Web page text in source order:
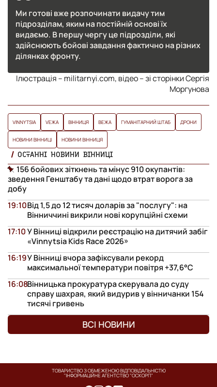
Ми готові вже розпочинати видачу тим
підрозділам, яким на постійній основі їх
видаємо. В першу чергу це підрозділи, які
здійснюють бойові завдання фактично на різних
ділянках фронту.
Ілюстрація – militarnyi.com, відео – зі сторінки Сергія
Моргунова
VINNYTSIA VЕЖА ВІННИЦЯ ВЕЖА ГУМАНІТАРНИЙ ШТАБ ДРОНИ
НОВИНИ ВІННИЦІ НОВИНИ ВІННИЦЯ
ОСТАННІ НОВИНИ ВІННИЦІ
156 бойових зіткнень та мінус 910 окупантів:
зведення Генштабу та дані щодо втрат ворога за
добу
Від 1,5 до 12 тисяч доларів за "послугу": на
Вінниччині викрили нові корупційні схеми
19:10
У Вінниці відкрили реєстрацію на дитячий забіг
«Vinnytsia Kids Race 2026»
17:10
У Вінниці вчора зафіксували рекорд
максимальної температури повітря +37,6°С
16:19
Вінницька прокуратура скерувала до суду
справу шахрая, який видурив у вінничанки 154
тисячі гривень
16:08
ВСІ НОВИНИ
ТОВАРИСТВО З ОБМЕЖЕНОЮ ВІДПОВІДАЛЬНІСТЮ
"ІНФОРМАЦІЙНЕ АГЕНТСТВО "ОСКОРП"